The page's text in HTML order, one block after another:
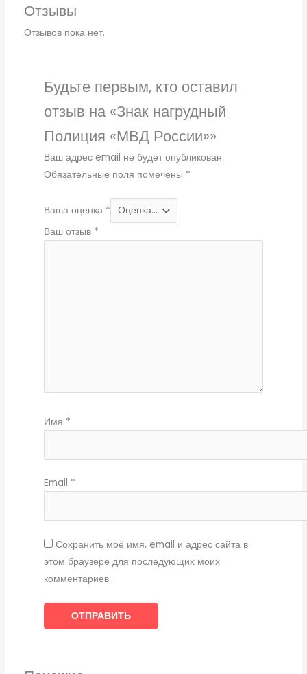
Отзывы
Отзывов пока нет.
Будьте первым, кто оставил
отзыв на «Знак нагрудный
Полиция «МВД России»»
Ваш адрес email не будет опубликован.
Обязательные поля помечены *
Ваша оценка *
Ваш отзыв *
Имя *
Email *
Сохранить моё имя, email и адрес сайта в
этом браузере для последующих моих
комментариев.